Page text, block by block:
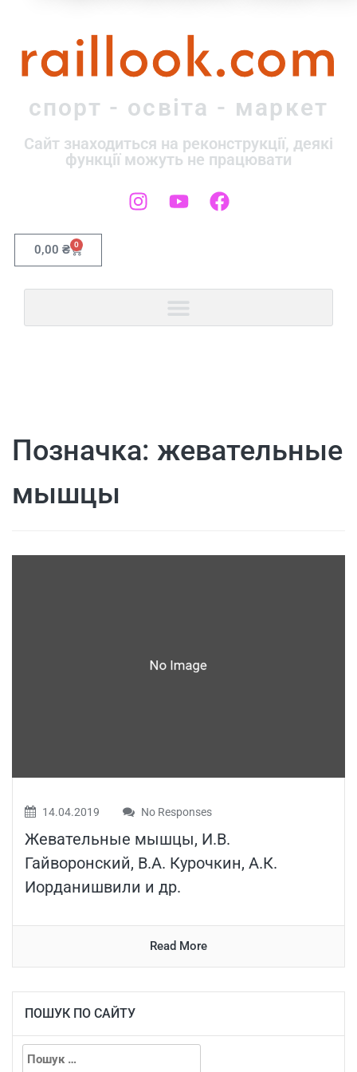
raillook.com
спорт - освіта - маркет
Сайт знаходиться на реконструкції, деякі
функції можуть не працювати
0,00 ₴ 0
Позначка: жевательные
мышцы
14.04.2019 No Responses
Жевательные мышцы, И.В.
Гайворонский, В.А. Курочкин, А.К.
Иорданишвили и др.
Read More
ПОШУК ПО САЙТУ